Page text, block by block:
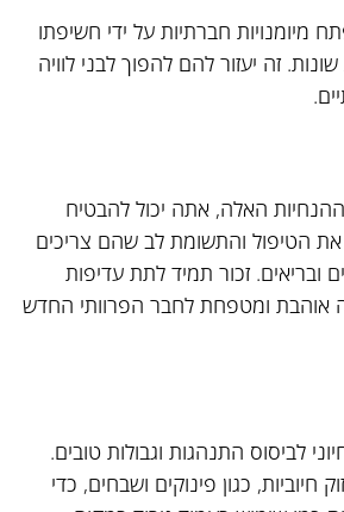
מיומנויות חברתיות על ידי חשיפתו
זה יעזור להם להפוך לבני לוויה
האלה, אתה יכול להבטיח
הטיפול והתשומת לב שהם צריכים
ובריאים. זכור תמיד לתת עדיפות
אוהבת ומטפחת לחבר הפרוותי החדש
לביסוס התנהגות וגבולות טובים.
כגון פינוקים ושבחים, כדי